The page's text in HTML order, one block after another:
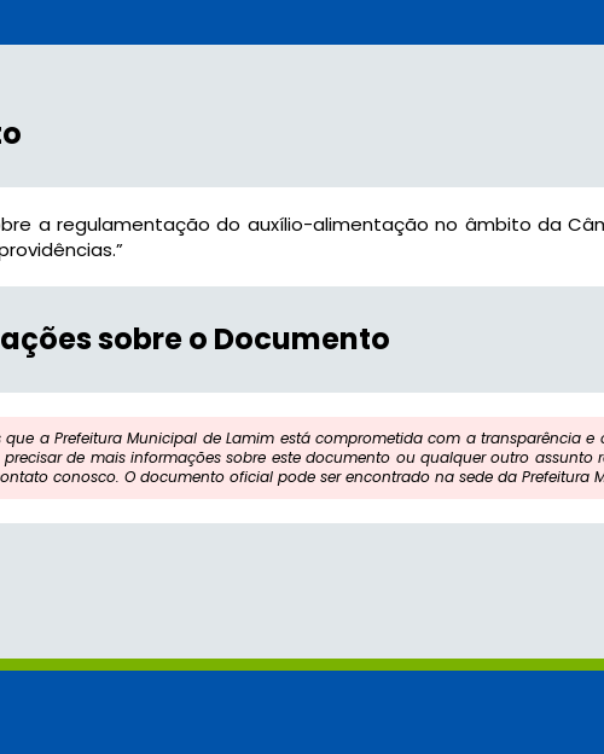
a regulamentação do auxílio-alimentação no âmbito da
sobre o Documento
que a Prefeitura Municipal de Lamim está comprometida com a transparência
de mais informações sobre este documento ou qualquer outro
conosco. O documento oficial pode ser encontrado na sede da Prefeitura